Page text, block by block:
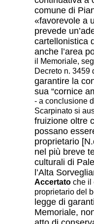
comune di
«favorevole a
prevede
cartellonistica
anche l’area
il Memoriale,
Decreto n. 3459
garantire la
sua “cornice
- a conclusione
Scarpinato si
fruizione oltre
possano
proprietario
nel più breve
culturali di
l’Alta
Accertato che il
proprietario del
legge di
Memoriale,